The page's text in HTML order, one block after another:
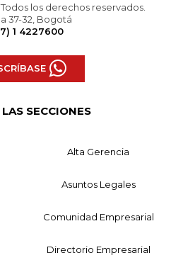
los derechos reservados.
37-32, Bogotá
1 4227600
SECCIONES
Alta Gerencia
Asuntos Legales
Comunidad Empresarial
Directorio Empresarial